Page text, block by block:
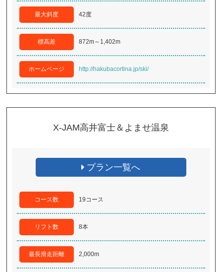
最大斜度 42度
標高差 872m～1,402m
ホームページ http://hakubacortina.jp/ski/
X-JAM高井富士＆よませ温泉
プラン一覧へ
コース数 19コース
リフト数 8本
最長滑走距離 2,000m